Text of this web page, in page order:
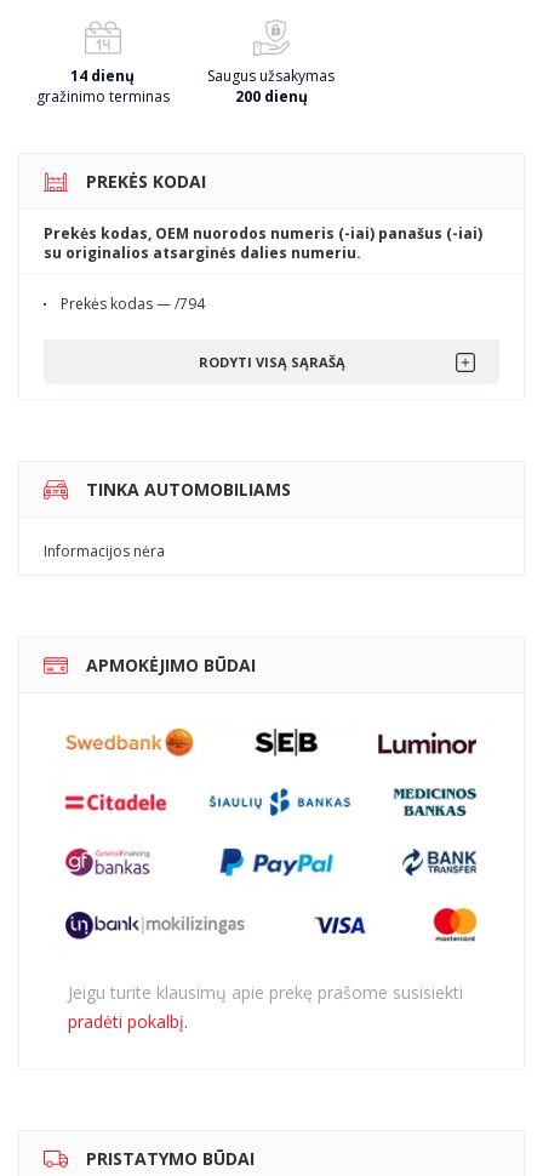
14 dienų
gražinimo terminas
Saugus užsakymas
200 dienų
PREKĖS KODAI
Prekės kodas, OEM nuorodos numeris (-iai) panašus (-iai)
su originalios atsarginės dalies numeriu.
Prekės kodas — /794
RODYTI VISĄ SĄRAŠĄ
TINKA AUTOMOBILIAMS
Informacijos nėra
APMOKĖJIMO BŪDAI
Jeigu turite klausimų apie prekę prašome susisiekti
pradėti pokalbį.
PRISTATYMO BŪDAI